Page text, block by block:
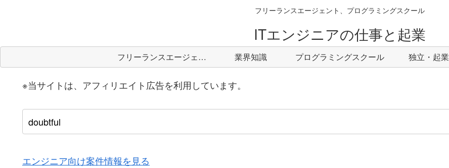
フリーランスエージェント、プログラミングスクール
ITエンジニアの仕事と起業
フリーランスエージェント 業界知識 プログラミングスクール 独立・起業
※当サイトは、アフィリエイト広告を利用しています。
エンジニア向け案件情報を見る